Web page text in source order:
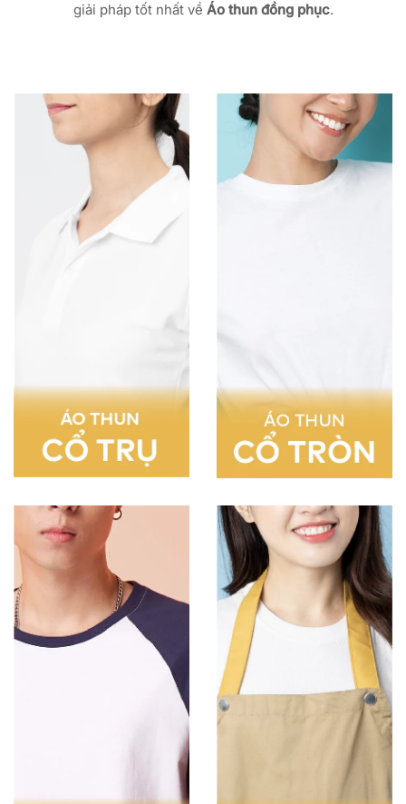
giải pháp tốt nhất về Áo thun đồng phục.